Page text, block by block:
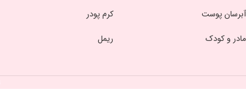
آبرسان پوست
مادر و کودک
کرم پودر
ریمل